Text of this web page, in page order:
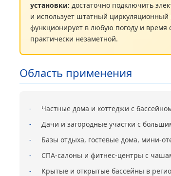
установки: достаточно подключить
и использует штатный
функционирует в любую погоду и время
практически незаметной.
Область применения
-
Частные дома и коттеджи с
-
Дачи и загородные участки с
-
Базы отдыха, гостевые дома, мини-
-
СПА-салоны и фитнес-центры с
-
Крытые и открытые бассейны в